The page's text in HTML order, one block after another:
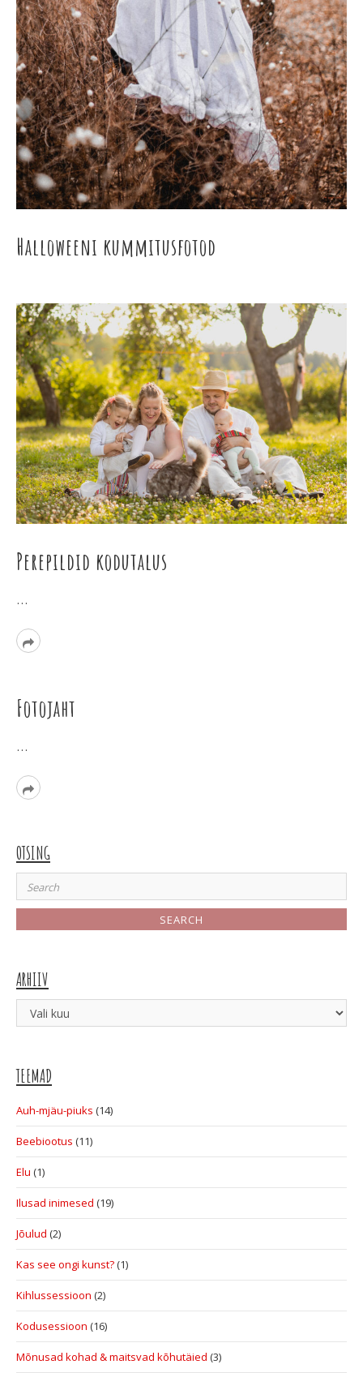
Halloweeni kummitusfotod
Perepildid kodutalus
…
Read
Fotojaht
…
Read
OTSING
Search
for:
ARHIIV
Arhiiv
TEEMAD
Auh-mjäu-piuks (14)
Beebiootus (11)
Elu (1)
Ilusad inimesed (19)
Jõulud (2)
Kas see ongi kunst?(1)
Kihlussessioon (2)
Kodusessioon (16)
Mõnusad kohad & maitsvad kõhutäied (3)